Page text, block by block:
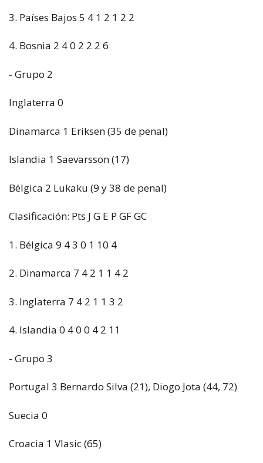
3. Países Bajos 5 4 1 2 1 2 2
4. Bosnia 2 4 0 2 2 2 6
- Grupo 2
Inglaterra 0
Dinamarca 1 Eriksen (35 de penal)
Islandia 1 Saevarsson (17)
Bélgica 2 Lukaku (9 y 38 de penal)
Clasificación: Pts J G E P GF GC
1. Bélgica 9 4 3 0 1 10 4
2. Dinamarca 7 4 2 1 1 4 2
3. Inglaterra 7 4 2 1 1 3 2
4. Islandia 0 4 0 0 4 2 11
- Grupo 3
Portugal 3 Bernardo Silva (21), Diogo Jota (44, 72)
Suecia 0
Croacia 1 Vlasic (65)